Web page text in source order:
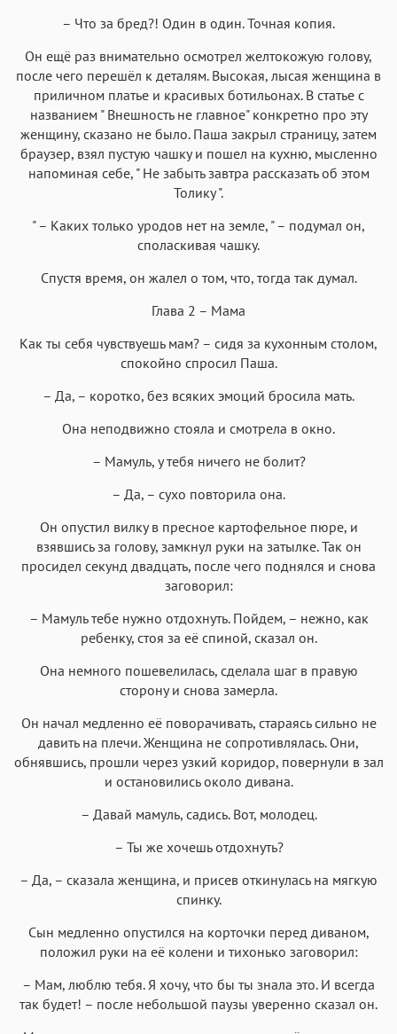
– Что за бред?! Один в один. Точная копия.
Он ещё раз внимательно осмотрел желтокожую голову,
после чего перешёл к деталям. Высокая, лысая женщина в
приличном платье и красивых ботильонах. В статье с
названием " Внешность не главное" конкретно про эту
женщину, сказано не было. Паша закрыл страницу, затем
браузер, взял пустую чашку и пошел на кухню, мысленно
напоминая себе, " Не забыть завтра рассказать об этом
Толику ".
" – Каких только уродов нет на земле, " – подумал он,
споласкивая чашку.
Спустя время, он жалел о том, что, тогда так думал.
Глава 2 – Мама
Как ты себя чувствуешь мам? – сидя за кухонным столом,
спокойно спросил Паша.
– Да, – коротко, без всяких эмоций бросила мать.
Она неподвижно стояла и смотрела в окно.
– Мамуль, у тебя ничего не болит?
– Да, – сухо повторила она.
Он опустил вилку в пресное картофельное пюре, и
взявшись за голову, замкнул руки на затылке. Так он
просидел секунд двадцать, после чего поднялся и снова
заговорил:
– Мамуль тебе нужно отдохнуть. Пойдем, – нежно, как
ребенку, стоя за её спиной, сказал он.
Она немного пошевелилась, сделала шаг в правую
сторону и снова замерла.
Он начал медленно её поворачивать, стараясь сильно не
давить на плечи. Женщина не сопротивлялась. Они,
обнявшись, прошли через узкий коридор, повернули в зал
и остановились около дивана.
– Давай мамуль, садись. Вот, молодец.
– Ты же хочешь отдохнуть?
– Да, – сказала женщина, и присев откинулась на мягкую
спинку.
Сын медленно опустился на корточки перед диваном,
положил руки на её колени и тихонько заговорил:
– Мам, люблю тебя. Я хочу, что бы ты знала это. И всегда
так будет! – после небольшой паузы уверенно сказал он.